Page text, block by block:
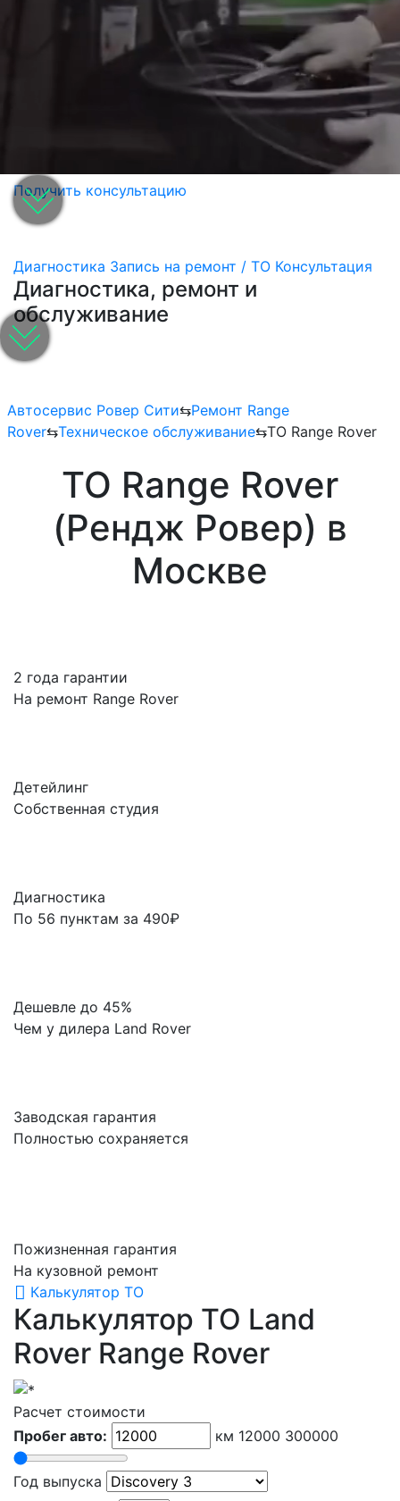
Получить консультацию
Диагностика Запись на ремонт / ТО Консультация
Диагностика, ремонт и
обслуживание
Автосервис Ровер Сити⇆Ремонт Range
Rover⇆Техническое обслуживание⇆ТО Range Rover
ТО Range Rover
(Рендж Ровер) в
Москве
2 года гарантии
На ремонт Range Rover
Детейлинг
Собственная студия
Диагностика
По 56 пунктам за 490₽
Дешевле до 45%
Чем у дилера Land Rover
Заводская гарантия
Полностью сохраняется
Пожизненная гарантия
На кузовной ремонт
Калькулятор ТО
Калькулятор ТО Land
Rover Range Rover
Расчет стоимости
Пробег авто:
км 12000 300000
Год выпуска